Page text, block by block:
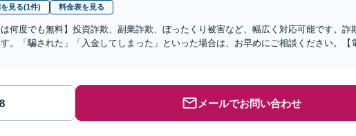
見る(1件) 料金表を見る
は何度でも無料】投資詐欺、副業詐欺、ぼったくり被害など、幅広く対応可能です。詐
。「騙された」「入金してしまった」といった場合は、お早めにご相談ください。【
メールでお問い合わせ